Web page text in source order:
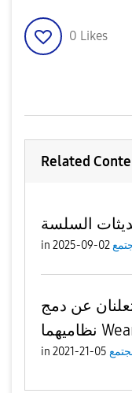
0 Likes
Related
السلسة
in 02-09-2025
عن دمج
in 05-21-2021